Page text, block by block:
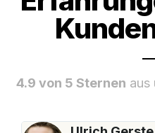
4.9 von 5 Sternen aus